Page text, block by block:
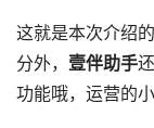
这就是本次介绍
分外， 壹伴助手
功能哦，运营的